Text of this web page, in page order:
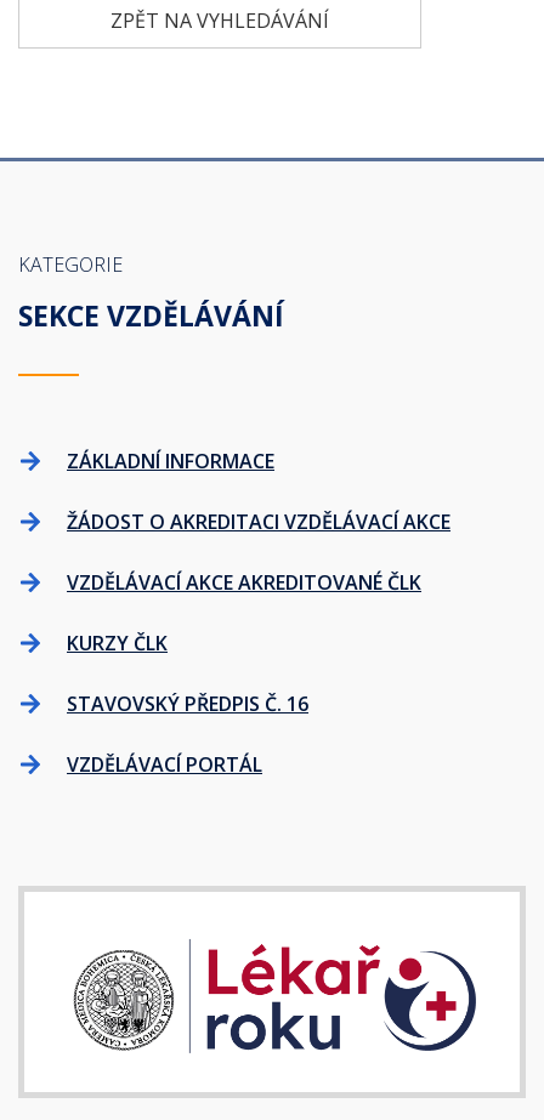
ZPĚT NA VYHLEDÁVÁNÍ
KATEGORIE
SEKCE VZDĚLÁVÁNÍ
ZÁKLADNÍ INFORMACE
ŽÁDOST O AKREDITACI VZDĚLÁVACÍ AKCE
VZDĚLÁVACÍ AKCE AKREDITOVANÉ ČLK
KURZY ČLK
STAVOVSKÝ PŘEDPIS Č. 16
VZDĚLÁVACÍ PORTÁL